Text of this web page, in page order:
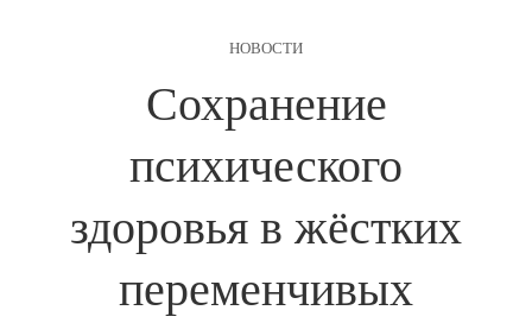
НОВОСТИ
Сохранение
психического
здоровья в жёстких
переменчивых